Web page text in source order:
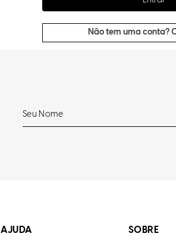
Não tem uma conta?
AJUDA SOBRE